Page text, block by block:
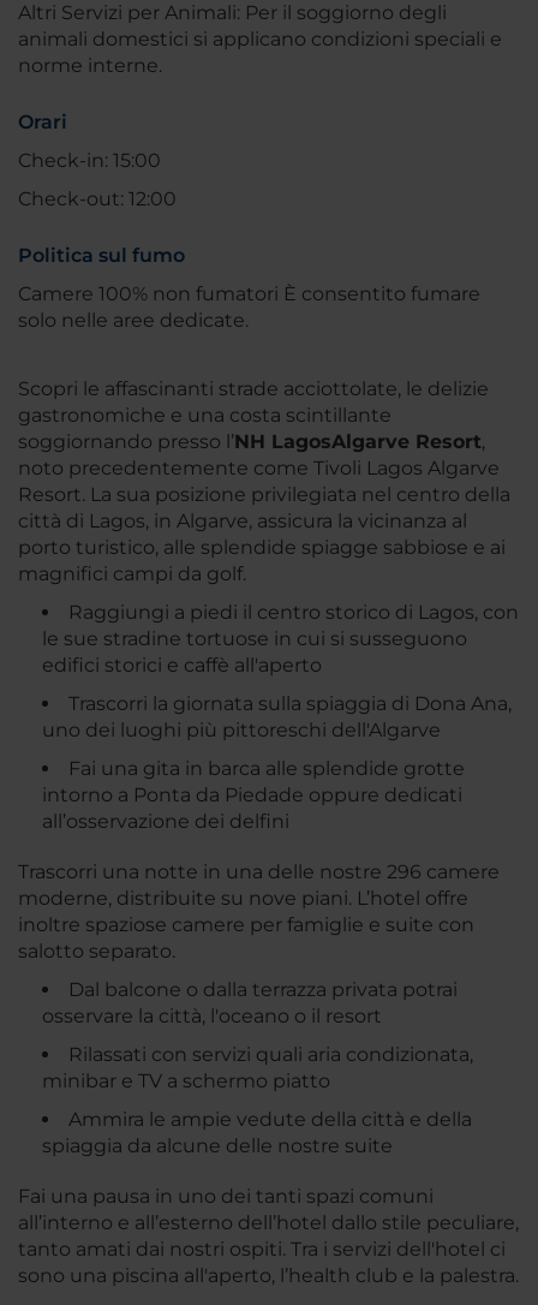
Altri Servizi per Animali: Per il soggiorno degli
animali domestici si applicano condizioni speciali e
norme interne.
Orari
Check-in: 15:00
Check-out: 12:00
Politica sul fumo
Camere 100% non fumatori È consentito fumare
solo nelle aree dedicate.
Scopri le affascinanti strade acciottolate, le delizie
gastronomiche e una costa scintillante
soggiornando presso l’NH LagosAlgarve Resort,
noto precedentemente come Tivoli Lagos Algarve
Resort. La sua posizione privilegiata nel centro della
città di Lagos, in Algarve, assicura la vicinanza al
porto turistico, alle splendide spiagge sabbiose e ai
magnifici campi da golf.
Raggiungi a piedi il centro storico di Lagos, con
le sue stradine tortuose in cui si susseguono
edifici storici e caffè all'aperto
Trascorri la giornata sulla spiaggia di Dona Ana,
uno dei luoghi più pittoreschi dell'Algarve
Fai una gita in barca alle splendide grotte
intorno a Ponta da Piedade oppure dedicati
all’osservazione dei delfini
Trascorri una notte in una delle nostre 296 camere
moderne, distribuite su nove piani. L’hotel offre
inoltre spaziose camere per famiglie e suite con
salotto separato.
Dal balcone o dalla terrazza privata potrai
osservare la città, l'oceano o il resort
Rilassati con servizi quali aria condizionata,
minibar e TV a schermo piatto
Ammira le ampie vedute della città e della
spiaggia da alcune delle nostre suite
Fai una pausa in uno dei tanti spazi comuni
all’interno e all’esterno dell’hotel dallo stile peculiare,
tanto amati dai nostri ospiti. Tra i servizi dell'hotel ci
sono una piscina all'aperto, l’health club e la palestra.